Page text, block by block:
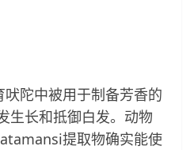
陀中被用于制备芳香的
生长和抵御白发。动物
提取物确实能使